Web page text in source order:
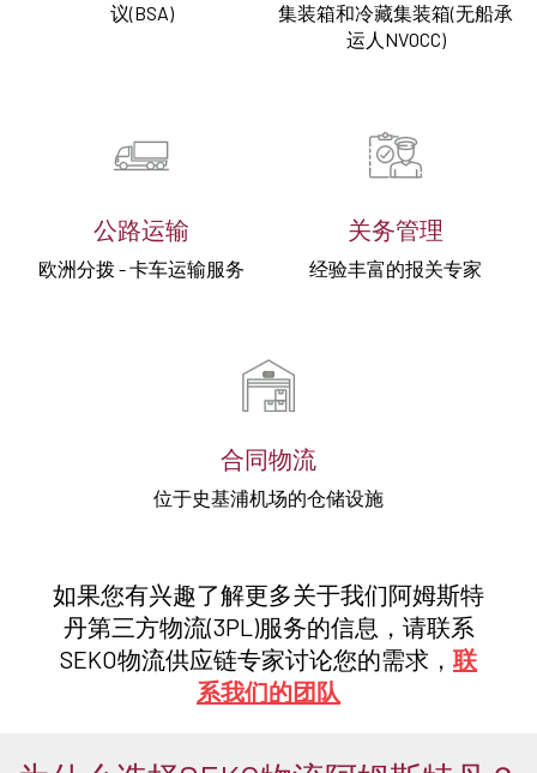
议(BSA)
集装箱和冷藏集装箱(无船承
运人NVOCC)
公路运输
欧洲分拨 - 卡车运输服务
关务管理
经验丰富的报关专家
合同物流
位于史基浦机场的仓储设施
如果您有兴趣了解更多关于我们阿姆斯特
丹第三方物流(3PL)服务的信息，请联系
SEKO物流供应链专家讨论您的需求， 联
系我们的团队